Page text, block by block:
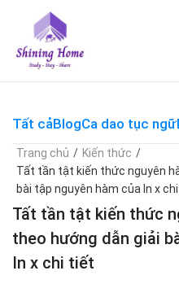
content
Tất cảBlogCa dao tục ngữ
Trang chủ / Kiến thức /
Tất tần tật kiến thức nguyên
bài tập nguyên hàm của In x
Tất tần tật kiến thức
theo hướng dẫn giải
In x chi tiết